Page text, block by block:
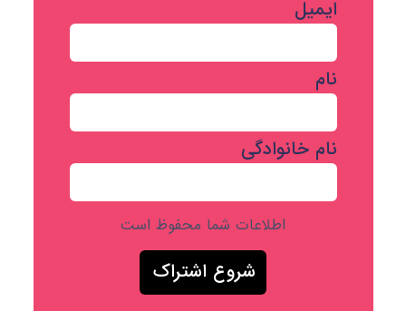
ایمیل
نام
نام خانوادگی
اطلاعات شما محفوظ است